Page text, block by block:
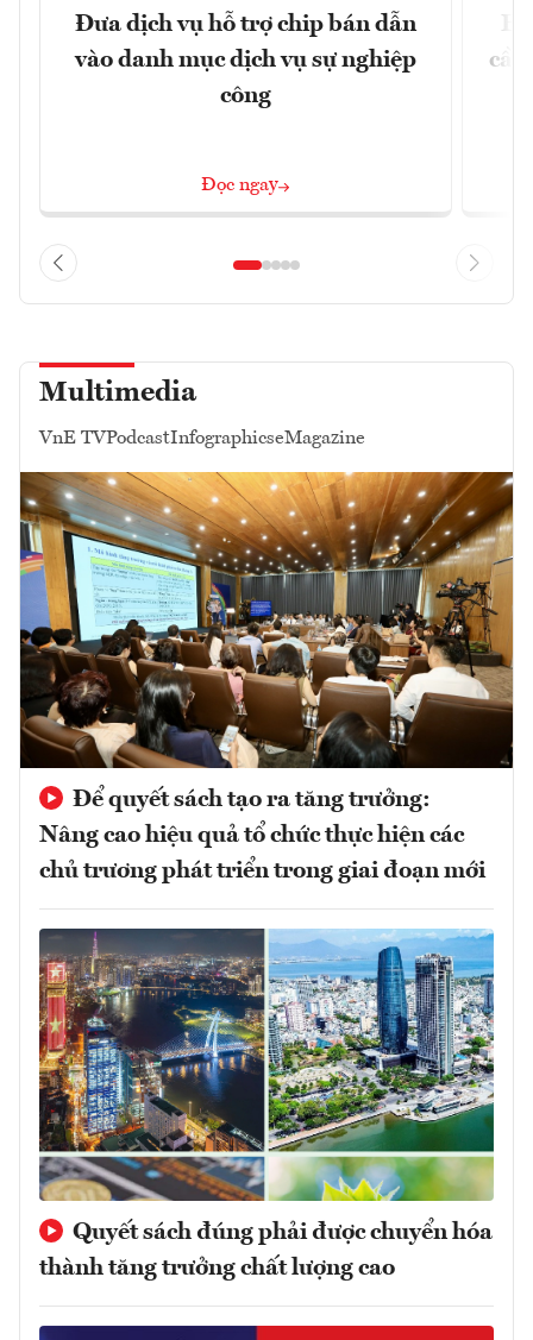
Đưa dịch vụ hỗ trợ chip bán dẫn
vào danh mục dịch vụ sự nghiệp
công
Đọc ngay
Multimedia
VnE TVPodcastInfographicseMagazine
Để quyết sách tạo ra tăng trưởng:
Nâng cao hiệu quả tổ chức thực hiện các
chủ trương phát triển trong giai đoạn mới
Quyết sách đúng phải được chuyển hóa
thành tăng trưởng chất lượng cao